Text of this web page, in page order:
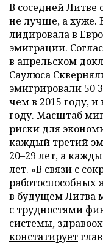
В соседней Литве
не лучше, а хуже.
лидировала в
эмиграции.
в апрельском
Саулюса
эмигрировали 50
чем в 2015 году, и
году. Масштаб
риски для
каждый третий
20–29 лет, а
лет. «В связи с
работоспособных
в будущем Литва
с трудностями
системы,
констатирует